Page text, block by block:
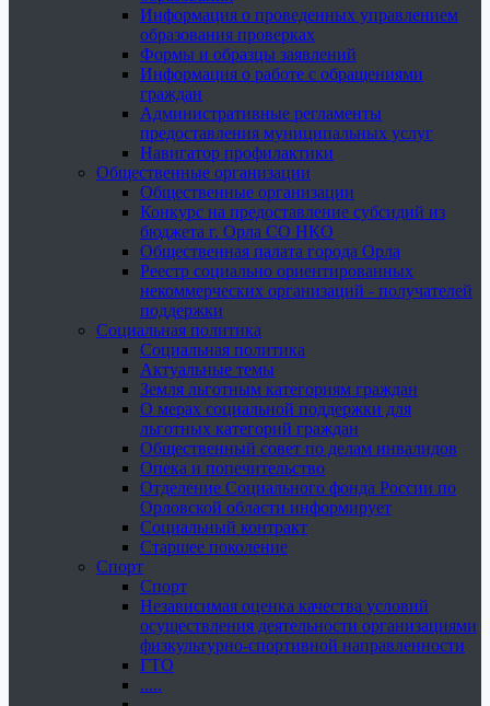
Информация о проведенных управлением
образования проверках
Формы и образцы заявлений
Информация о работе с обращениями
граждан
Административные регламенты
предоставления муниципальных услуг
Навигатор профилактики
Общественные организации
Общественные организации
Конкурс на предоставление субсидий из
бюджета г. Орла СО НКО
Общественная палата города Орла
Реестр социально ориентированных
некоммерческих организаций - получателей
поддержки
Социальная политика
Социальная политика
Актуальные темы
Земля льготным категориям граждан
О мерах социальной поддержки для
льготных категорий граждан
Общественный совет по делам инвалидов
Опека и попечительство
Отделение Социального фонда России по
Орловской области информирует
Социальный контракт
Старшее поколение
Спорт
Спорт
Независимая оценка качества условий
осуществления деятельности организациями
физкультурно-спортивной направленности
ГТО
.....